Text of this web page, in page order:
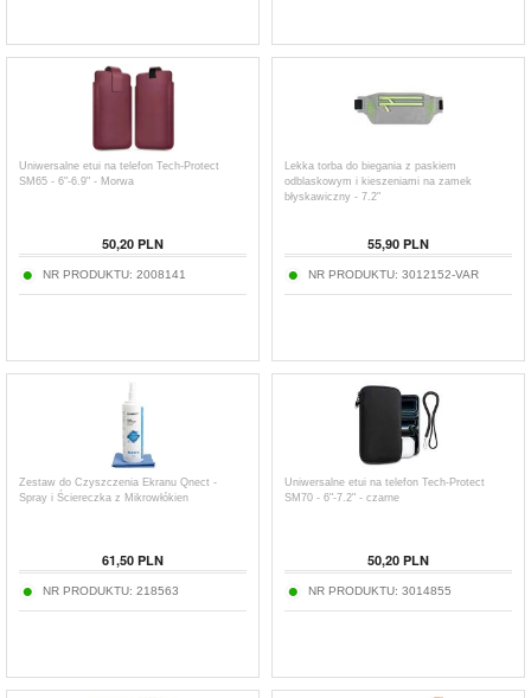
Uniwersalne etui na telefon Tech-Protect
SM65 - 6"-6.9" - Morwa
50,20 PLN
NR PRODUKTU: 2008141
Lekka torba do biegania z paskiem
odblaskowym i kieszeniami na zamek
błyskawiczny - 7.2"
55,90 PLN
NR PRODUKTU: 3012152-VAR
Zestaw do Czyszczenia Ekranu Qnect -
Spray i Ściereczka z Mikrowłókien
61,50 PLN
NR PRODUKTU: 218563
Uniwersalne etui na telefon Tech-Protect
SM70 - 6"-7.2" - czarne
50,20 PLN
NR PRODUKTU: 3014855